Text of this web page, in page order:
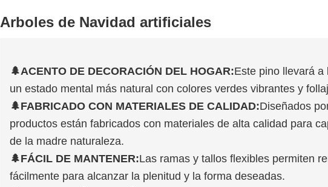
Arboles de Navidad artificiales
🌲ACENTO DE DECORACIÓN DEL HOGAR:Este pino llevará a
un estado mental más natural con colores verdes vibrantes y
🌲FABRICADO CON MATERIALES DE CALIDAD:Diseñados
productos están fabricados con materiales de alta calidad para
de la madre naturaleza.
🌲FÁCIL DE MANTENER:Las ramas y tallos flexibles permiten
fácilmente para alcanzar la plenitud y la forma deseadas.